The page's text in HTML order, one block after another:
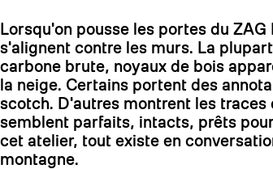
Lorsqu'on pousse les portes du
s'alignent contre les murs. La
carbone brute, noyaux de bois
la neige. Certains portent des
scotch. D'autres montrent les traces
semblent parfaits, intacts, prêts
cet atelier, tout existe en
montagne.